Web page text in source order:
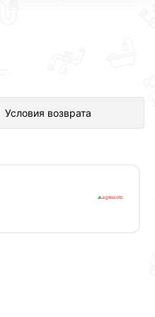
Условия возврата